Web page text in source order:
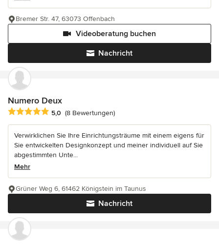
Nachricht
Videoberatung buchen
Bremer Str. 47, 63073 Offenbach
Numero Deux
Durchschnittliche Bewertung: 5 von 5 Sternen
5,0 (8 Bewertungen)
Verwirklichen Sie Ihre Einrichtungsträume mit einem eigens für
Sie entwickelten Designkonzept und meiner individuell auf Sie
abgestimmten Unte...
Mehr
Nachricht
Grüner Weg 6, 61462 Königstein im Taunus